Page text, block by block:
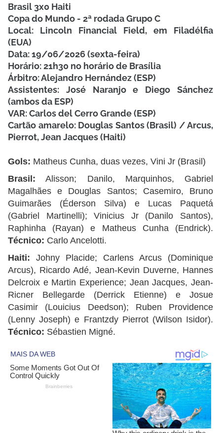
Brasil 3x0 Haiti
Copa do Mundo - 2ª rodada Grupo C
Local: Lincoln Financial Field, em Filadélfia
(EUA)
Data:19/06/2026 (sexta-feira)
Horário:21h30 no horário de Brasília
Árbitro:Alejandro Hernández (ESP)
Assistentes: José Naranjo e Diego Sánchez
(ambos da ESP)
VAR:Carlos del Cerro Grande (ESP)
Cartão amarelo: Douglas Santos (Brasil) / Arcus,
Pierrot, Jean Jacques (Haiti)
Gols: Matheus Cunha, duas vezes, Vini Jr (Brasil)
Brasil: Alisson; Danilo, Marquinhos, Gabriel
Magalhães e Douglas Santos; Casemiro, Bruno
Guimarães (Éderson Silva) e Lucas Paquetá
(Gabriel Martinelli); Vinicius Jr (Danilo Santos),
Raphinha (Rayan) e Matheus Cunha (Endrick).
Técnico: Carlo Ancelotti.
Haiti: Johny Placide; Carlens Arcus (Dominique
Arcus), Ricardo Adé, Jean-Kevin Duverne, Hannes
Delcroix e Martin Experience; Jean Jacques, Jean-
Ricner Bellegarde (Derrick Etienne) e Josue
Casimir (Louicius Deedson); Ruben Providence
(Lenny Joseph) e Frantzdy Pierrot (Wilson Isidor).
Técnico: Sébastien Migné.